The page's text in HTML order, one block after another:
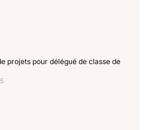
projets pour délégué de classe de